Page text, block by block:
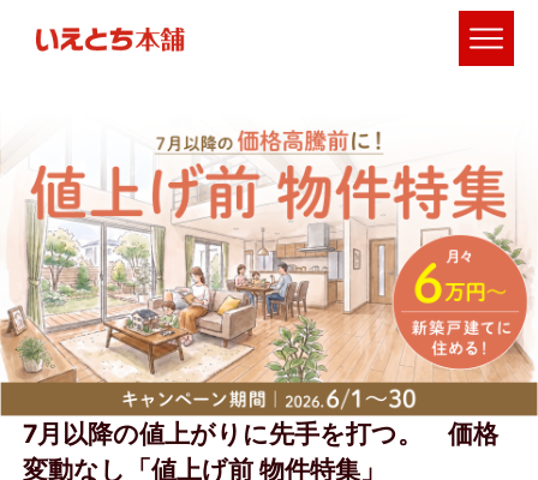
7月以降の値上がりに先手を打つ。 価格
変動なし「値上げ前 物件特集」